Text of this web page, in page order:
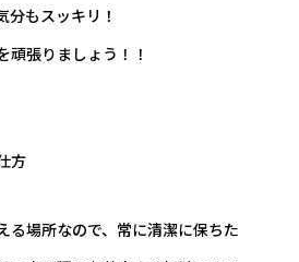
分もスッキリ！
頑張りましょう！！
方
る場所なので、常に清潔に保ちた